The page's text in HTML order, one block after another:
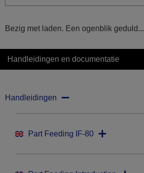
Bezig met laden. Een ogenblik geduld...
Handleidingen en documentatie
Handleidingen
Part Feeding IF-80